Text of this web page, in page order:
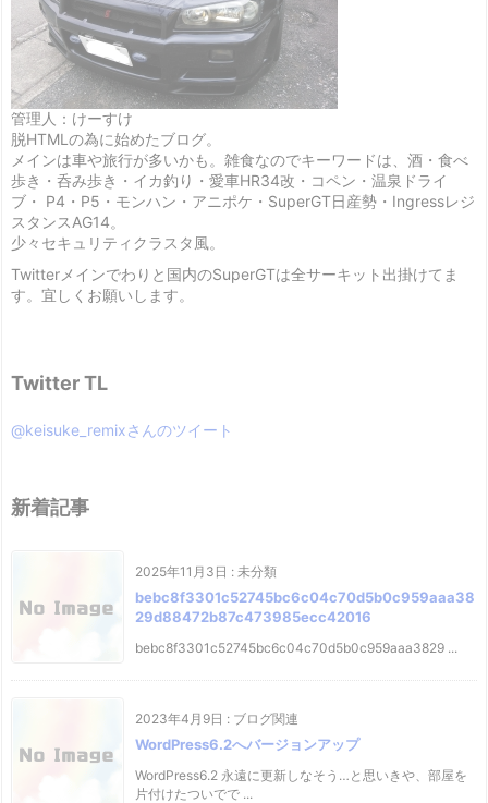
管理人：けーすけ
脱HTMLの為に始めたブログ。
メインは車や旅行が多いかも。雑食なのでキーワードは、酒・食べ
歩き・呑み歩き・イカ釣り・愛車HR34改・コペン・温泉ドライ
ブ・ P4・P5・モンハン・アニポケ・SuperGT日産勢・Ingressレジ
スタンスAG14。
少々セキュリティクラスタ風。
Twitterメインでわりと国内のSuperGTは全サーキット出掛けてま
す。宜しくお願いします。
Twitter TL
@keisuke_remixさんのツイート
新着記事
2025年11月3日 : 未分類
bebc8f3301c52745bc6c04c70d5b0c959aaa38
29d88472b87c473985ecc42016
bebc8f3301c52745bc6c04c70d5b0c959aaa3829 ...
2023年4月9日 : ブログ関連
WordPress6.2へバージョンアップ
WordPress6.2 永遠に更新しなそう…と思いきや、部屋を
片付けたついでで ...